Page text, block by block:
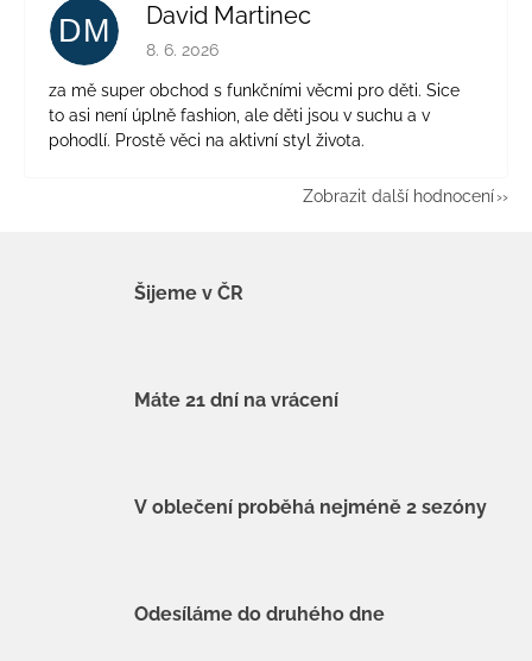
DM David Martinec
Hodnocení obchodu je 5 z 5 hvězdiček.
8. 6. 2026
za mě super obchod s funkčními věcmi pro děti. Sice
to asi není úplně fashion, ale děti jsou v suchu a v
pohodlí. Prostě věci na aktivní styl života.
Zobrazit další hodnocení
Šijeme v ČR
Máte 21 dní na vrácení
V oblečení proběhá nejméně 2 sezóny
Odesíláme do druhého dne